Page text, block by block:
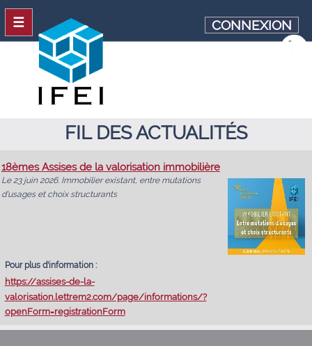
FIL DES ACTUALITÉS
18èmes Assises de la valorisation immobilière
Le 23 juin 2026. Immobilier existant, entre mutations
d'usages et choix structurants
Pour plus d'information :
https://assises-de-la-
valorisation.lettrem2.com/page/informations/?
openForm=registrationForm
CONNEXION
☰